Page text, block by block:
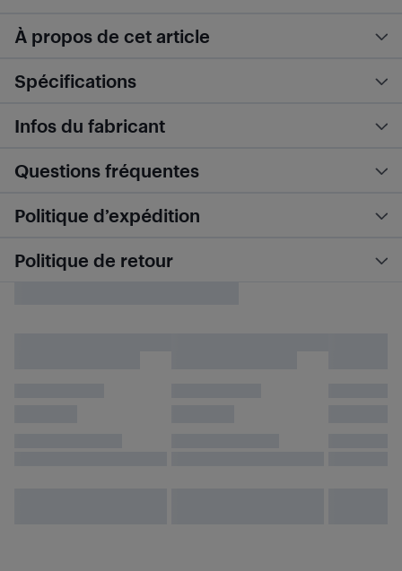
À propos de cet article
Spécifications
Infos du fabricant
Questions fréquentes
Politique d’expédition
Politique de retour